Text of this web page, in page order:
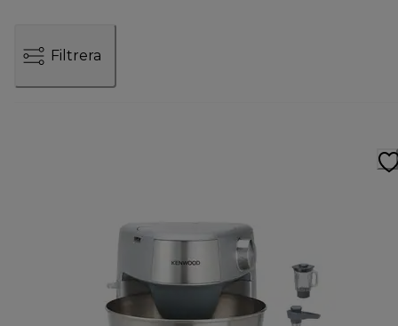
Filtrera